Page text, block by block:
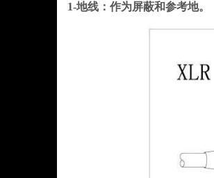
1-地线：作为屏蔽和参考地。